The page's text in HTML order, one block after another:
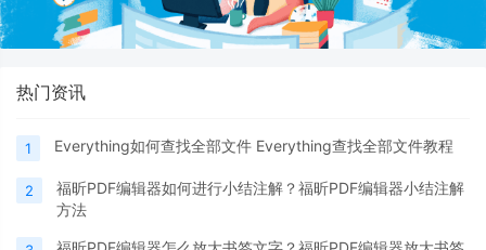
热门资讯
1 Everything如何查找全部文件 Everything查找全部文件教程
2
福昕PDF编辑器如何进行小结注解？福昕PDF编辑器小结注解
方法